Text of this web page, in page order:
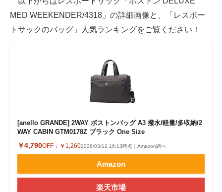
MED WEEKENDER/4318」の詳細画像と、「レスポー
トサックのバッグ」人気ランキングをご覧ください！
[anello GRANDE] 2WAY ボストンバッグ A3 撥水/軽量/多収納/2
WAY CABIN GTM0178Z ブラック One Size
￥4,790OFF： ￥1,2602026/03/12 16:13時点｜Amazon調べ
Amazon
楽天市場